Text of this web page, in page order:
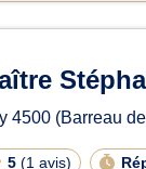
4500 (Barreau
5 (1 avis)